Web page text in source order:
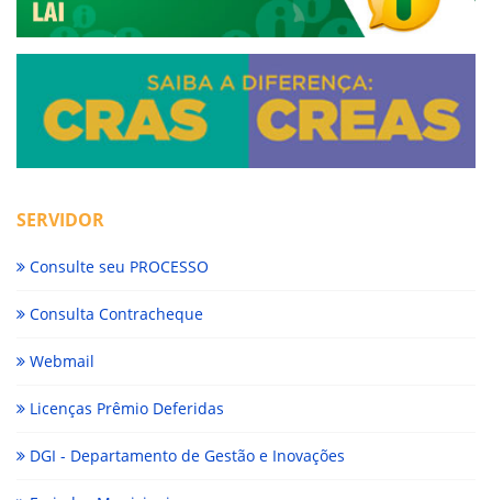
SERVIDOR
Consulte seu PROCESSO
Consulta Contracheque
Webmail
Licenças Prêmio Deferidas
DGI - Departamento de Gestão e Inovações